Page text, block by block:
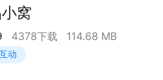
记录
随时回看你们的点滴
，悄悄守护 Ta
”的内容预览
窝
4378下载 114.68 MB
动